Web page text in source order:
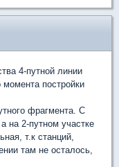
4-путной линии
постройки
фрагмента. С
на 2-путном участке
т.к станций,
там не осталось,